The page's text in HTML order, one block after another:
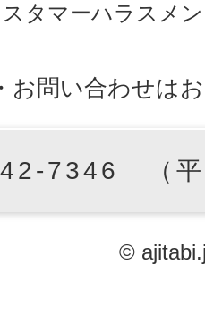
スタマーハラスメ
お問い合わせは
7346 （平
©